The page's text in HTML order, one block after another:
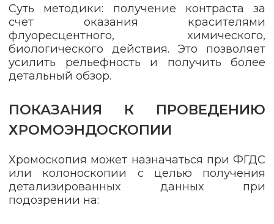
Суть методики: получение контраста за
счет оказания красителями
флуоресцентного, химического,
биологического действия. Это позволяет
усилить рельефность и получить более
детальный обзор.
ПОКАЗАНИЯ К ПРОВЕДЕНИЮ
ХРОМОЭНДОСКОПИИ
Хромоскопия может назначаться при ФГДС
или колоноскопии с целью получения
детализированных данных при
подозрении на: